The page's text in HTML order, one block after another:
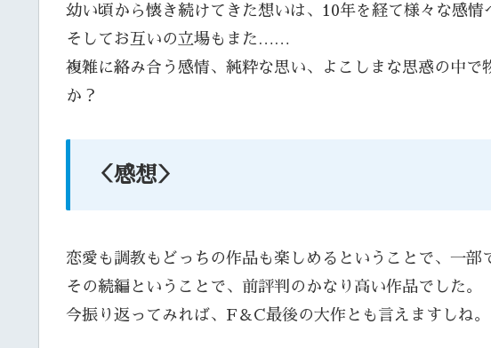
幼い頃から懐き続けてきた想いは、10年を経て様々な感情
そしてお互いの立場もまた……
複雑に絡み合う感情、純粋な思い、よこしまな思惑の中で
か？
＜感想＞
恋愛も調教もどっちの作品も楽しめるということで、一部
その続編ということで、前評判のかなり高い作品でした。
今振り返ってみれば、F＆C最後の大作とも言えますしね。